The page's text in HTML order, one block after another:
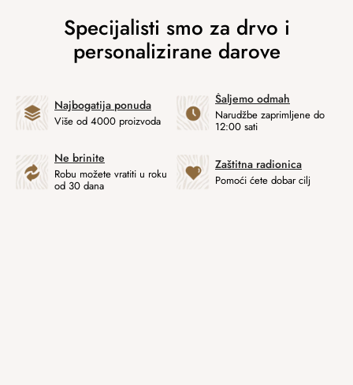
Najbogatija ponuda
Više od 4000 proizvoda
Šaljemo odmah
Narudžbe zaprimljene do
12:00 sati
Ne brinite
Robu možete vratiti u roku
od 30 dana
Zaštitna radionica
Pomoći ćete dobar cilj